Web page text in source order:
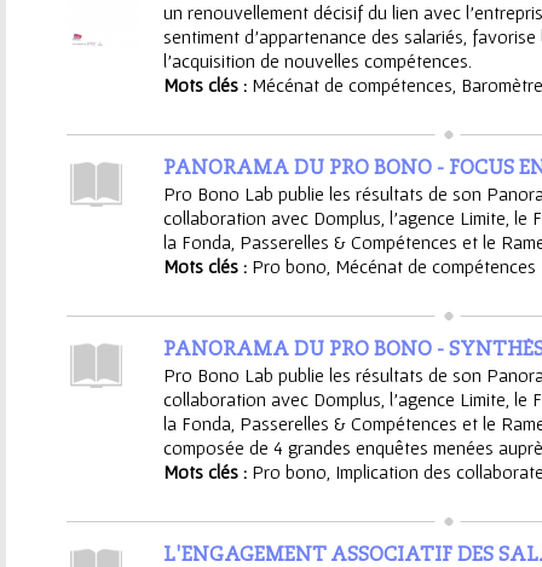
un renouvellement décisif du lien avec
sentiment d’appartenance des salariés,
l’acquisition de nouvelles compétences.
Mots clés : Mécénat de compétences Baromètre
PANORAMA DU PRO BONO - FOCUS
Pro Bono Lab publie les résultats de son
collaboration avec Domplus, l'agence Limite, le
la Fonda, Passerelles & Compétences et le
Mots clés : Pro bono Mécénat de compétences
PANORAMA DU PRO BONO -
Pro Bono Lab publie les résultats de son
collaboration avec Domplus, l'agence Limite, le
la Fonda, Passerelles & Compétences et le
composée de 4 grandes enquêtes menées
Mots clés : Pro bono Implication des
L'ENGAGEMENT ASSOCIATIF DES